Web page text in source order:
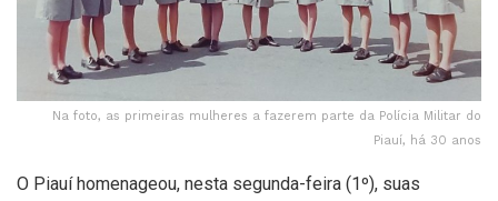
Na foto, as primeiras mulheres a fazerem parte da Polícia Militar do
Piauí, há 30 anos
O Piauí homenageou, nesta segunda-feira (1º), suas